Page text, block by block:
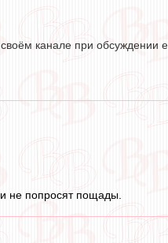
канале при обсуждении
не попросят пощады.